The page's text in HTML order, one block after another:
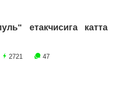
етакчисига катта
2721 47